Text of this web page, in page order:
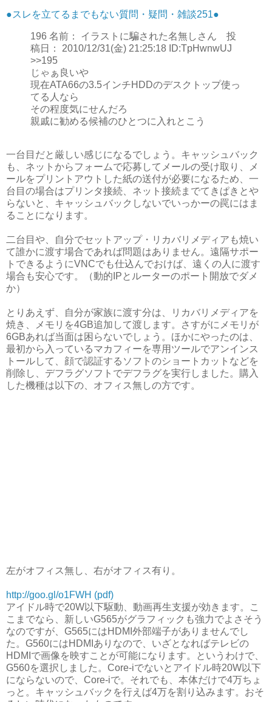
●スレを立てるまでもない質問・疑問・雑談251●
196 名前： イラストに騙された名無しさん 投
稿日： 2010/12/31(金) 21:25:18 ID:TpHwnwUJ
>>195
じゃぁ良いや
現在ATA66の3.5インチHDDのデスクトップ使っ
てる人なら
その程度気にせんだろ
親戚に勧める候補のひとつに入れとこう
一台目だと厳しい感じになるでしょう。キャッシュバック
も、ネットからフォームで応募してメールの受け取り、メ
ールをプリントアウトした紙の送付が必要になるため、一
台目の場合はプリンタ接続、ネット接続までてきぱきとや
らないと、キャッシュバックしないでいっかーの罠にはま
ることになります。
二台目や、自分でセットアップ・リカバリメディアも焼い
て誰かに渡す場合であれば問題はありません。遠隔サポー
トできるようにVNCでも仕込んでおけば、遠くの人に渡す
場合も安心です。（動的IPとルーターのポート開放でダメ
か）
とりあえず、自分が家族に渡す分は、リカバリメディアを
焼き、メモリを4GB追加して渡します。さすがにメモリが
6GBあれば当面は困らないでしょう。ほかにやったのは、
最初から入っているマカフィーを専用ツールでアンインス
トールして、顔で認証するソフトのショートカットなどを
削除し、デフラグソフトでデフラグを実行しました。購入
した機種は以下の、オフィス無しの方です。
左がオフィス無し、右がオフィス有り。
http://goo.gl/o1FWH (pdf)
アイドル時で20W以下駆動、動画再生支援が効きます。こ
こまでなら、新しいG565がグラフィックも強力でよさそう
なのですが、G565にはHDMI外部端子がありませんでし
た。G560にはHDMIありなので、いざとなればテレビの
HDMIで画像を映すことが可能になります。というわけで、
G560を選択しました。Core-iでないとアイドル時20W以下
にならないので、Core-iで。それでも、本体だけで4万ちょ
っと。キャッシュバックを行えば4万を割り込みます。おそ